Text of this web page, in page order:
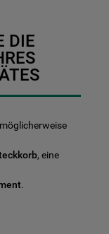
DIE
, eine
.